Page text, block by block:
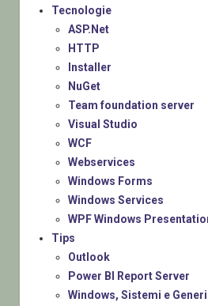
Tecnologie
ASP.Net
HTTP
Installer
NuGet
Team foundation server
Visual Studio
WCF
Webservices
Windows Forms
Windows Services
WPF Windows
Tips
Outlook
Power BI Report Server
Windows, Sistemi e